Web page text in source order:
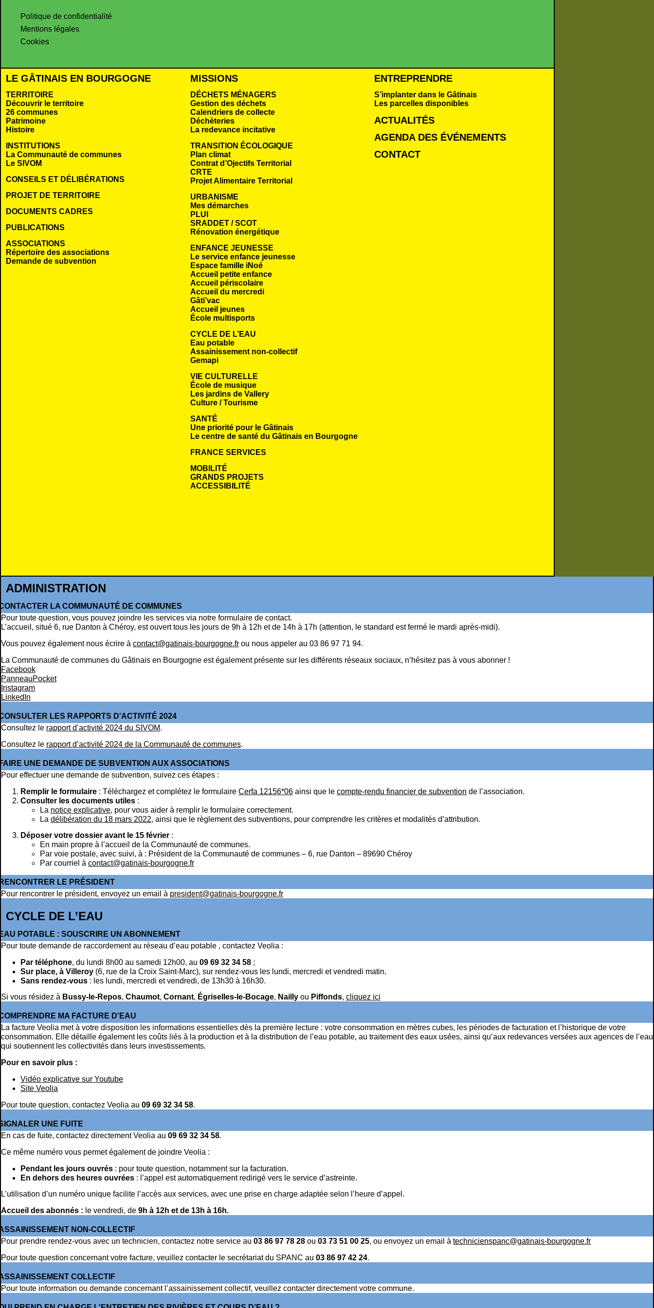
Politique de confidentialité
Mentions légales
Cookies
LE GÂTINAIS EN BOURGOGNE
TERRITOIRE
Découvrir le territoire
26 communes
Patrimoine
Histoire
INSTITUTIONS
La Communauté de communes
Le SIVOM
CONSEILS ET DÉLIBÉRATIONS
PROJET DE TERRITOIRE
DOCUMENTS CADRES
PUBLICATIONS
ASSOCIATIONS
Répertoire des associations
Demande de subvention
MISSIONS
DÉCHETS MÉNAGERS
Gestion des déchets
Calendriers de collecte
Déchèteries
La redevance incitative
TRANSITION ÉCOLOGIQUE
Plan climat
Contrat d’Ojectifs Territorial
CRTE
Projet Alimentaire Territorial
URBANISME
Mes démarches
PLUI
SRADDET / SCOT
Rénovation énergétique
ENFANCE JEUNESSE
Le service enfance jeunesse
Espace famille iNoé
Accueil petite enfance
Accueil périscolaire
Accueil du mercredi
Gâti’vac
Accueil jeunes
École multisports
CYCLE DE L’EAU
Eau potable
Assainissement non-collectif
Gemapi
VIE CULTURELLE
École de musique
Les jardins de Vallery
Culture / Tourisme
SANTÉ
Une priorité pour le Gâtinais
Le centre de santé du Gâtinais en Bourgogne
FRANCE SERVICES
MOBILITÉ
GRANDS PROJETS
ACCESSIBILITÉ
ENTREPRENDRE
S’implanter dans le Gâtinais
Les parcelles disponibles
ACTUALITÉS
AGENDA DES ÉVÉNEMENTS
CONTACT
ADMINISTRATION
LA COMMUNAUTÉ DE COMMUNES
Pour toute question, vous pouvez joindre les services via notre formulaire de contact.
L’accueil, situé 6, rue Danton à Chéroy, est ouvert tous les jours de 9h à 12h et de 14h à 17h (attention, le standard est fermé le mardi après-midi).
Vous pouvez également nous écrire à contact@gatinais-bourgogne.fr ou nous appeler au 03 86 97 71 94.
La Communauté de communes du Gâtinais en Bourgogne est également présente sur les différents réseaux sociaux, n’hésitez pas à vous abonner !
Facebook
PanneauPocket
Instagram
LinkedIn
LES RAPPORTS D'ACTIVITÉ 2024
Consultez le rapport d’activité 2024 du SIVOM.
Consultez le rapport d’activité 2024 de la Communauté de communes.
UNE DEMANDE DE SUBVENTION AUX ASSOCIATIONS
Pour effectuer une demande de subvention, suivez ces étapes :
Remplir le formulaire : Téléchargez et complétez le formulaire Cerfa 12156*06 ainsi que le compte-rendu financier de subvention de l’association.
Consulter les documents utiles :
La notice explicative, pour vous aider à remplir le formulaire correctement.
La délibération du 18 mars 2022, ainsi que le règlement des subventions, pour comprendre les critères et modalités d’attribution.
Déposer votre dossier avant le 15 février :
En main propre à l’accueil de la Communauté de communes.
Par voie postale, avec suivi, à : Président de la Communauté de communes – 6, rue Danton – 89690 Chéroy
Par courriel à contact@gatinais-bourgogne.fr
LE PRÉSIDENT
Pour rencontrer le président, envoyez un email à president@gatinais-bourgogne.fr
CYCLE DE L’EAU
POTABLE : SOUSCRIRE UN ABONNEMENT
Pour toute demande de raccordement au réseau d’eau potable , contactez Veolia :
Par téléphone, du lundi 8h00 au samedi 12h00, au 09 69 32 34 58 ;
Sur place, à Villeroy (6, rue de la Croix Saint-Marc), sur rendez-vous les lundi, mercredi et vendredi matin.
Sans rendez-vous : les lundi, mercredi et vendredi, de 13h30 à 16h30.
Si vous résidez à Bussy-le-Repos, Chaumot, Cornant, Égriselles-le-Bocage, Nailly ou Piffonds, cliquez ici
MA FACTURE D'EAU
La facture Veolia met à votre disposition les informations essentielles dès la première lecture : votre consommation en mètres cubes, les périodes de facturation et l’historique de votre
consommation. Elle détaille également les coûts liés à la production et à la distribution de l’eau potable, au traitement des eaux usées, ainsi qu’aux redevances versées aux agences de l’eau
qui soutiennent les collectivités dans leurs investissements.
Pour en savoir plus :
Vidéo explicative sur Youtube
Site Veolia
Pour toute question, contactez Veolia au 09 69 32 34 58.
UNE FUITE
En cas de fuite, contactez directement Veolia au 09 69 32 34 58.
Ce même numéro vous permet également de joindre Veolia :
Pendant les jours ouvrés : pour toute question, notamment sur la facturation.
En dehors des heures ouvrées : l’appel est automatiquement redirigé vers le service d’astreinte.
L’utilisation d’un numéro unique facilite l’accès aux services, avec une prise en charge adaptée selon l’heure d’appel.
Accueil des abonnés : le vendredi, de 9h à 12h et de 13h à 16h.
NON-COLLECTIF
Pour prendre rendez-vous avec un technicien, contactez notre service au 03 86 97 78 28 ou 03 73 51 00 25, ou envoyez un email à technicienspanc@gatinais-bourgogne.fr
Pour toute question concernant votre facture, veuillez contacter le secrétariat du SPANC au 03 86 97 42 24.
COLLECTIF
Pour toute information ou demande concernant l’assainissement collectif, veuillez contacter directement votre commune.